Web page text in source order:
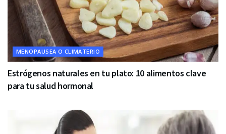
MENOPAUSEA O CLIMATERIO
Estrógenos naturales en tu plato: 10 alimentos clave
para tu salud hormonal